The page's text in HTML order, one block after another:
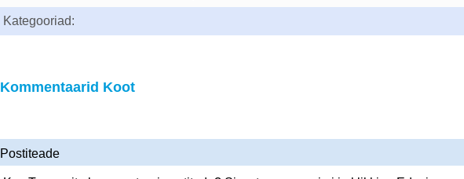
Kategooriad:
Kommentaarid Koot
Postiteade